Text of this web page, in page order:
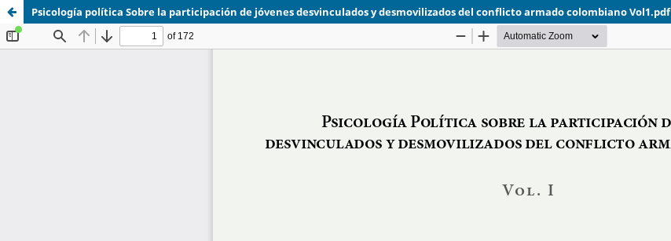
Psicología política Sobre la participación de jóvenes desvinculados y desmovilizados del conflicto armado colombiano Vol1.pdf